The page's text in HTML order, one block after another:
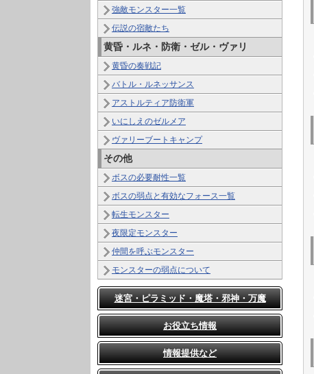
強敵モンスター一覧
伝説の宿敵たち
黄昏・ルネ・防衛・ゼル・ヴァリ
黄昏の奏戦記
バトル・ルネッサンス
アストルティア防衛軍
いにしえのゼルメア
ヴァリーブートキャンプ
その他
ボスの必要耐性一覧
ボスの弱点と有効なフォース一覧
転生モンスター
夜限定モンスター
仲間を呼ぶモンスター
モンスターの弱点について
迷宮・ピラミッド・魔塔・邪神・万魔
お役立ち情報
情報提供など